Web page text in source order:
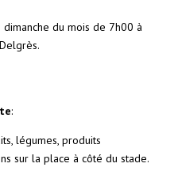
dimanche du mois de 7h00 à
:
légumes, produits
sur la place à côté du stade.